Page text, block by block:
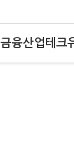
금융산업테크